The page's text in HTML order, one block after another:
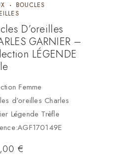
BOUCLES
D’oreilles
GARNIER –
LÉGENDE
Femme
d’oreilles Charles
Légende Trèfle
€